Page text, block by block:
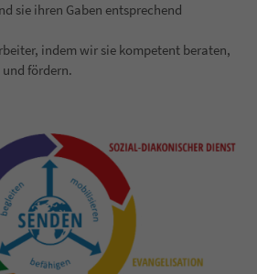
sie ihren Gaben entsprechend
indem wir sie kompetent beraten,
und fördern.